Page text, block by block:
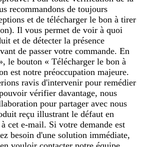
recommandons de toujours
et de télécharger le bon à tirer
Il vous permet de voir à quoi
et de détecter la présence
de passer votre commande. En
le bouton « Télécharger le bon à
est notre préoccupation majeure.
ravis d'intervenir pour remédier
vérifier davantage, nous
pour partager avec nous
reçu illustrant le défaut en
cet e-mail. Si votre demande est
besoin d'une solution immédiate,